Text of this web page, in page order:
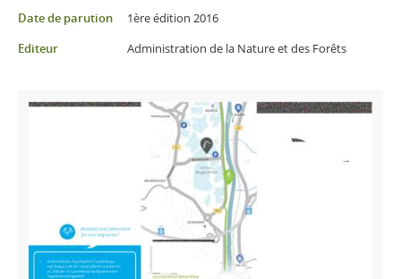
Date de parution
1ère édition 2016
Editeur
Administration de la Nature et des Forêts